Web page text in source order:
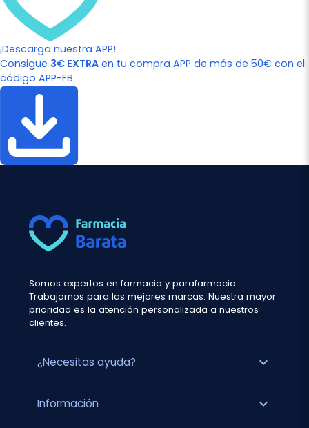
¡Descarga nuestra APP!
Consigue 3€ EXTRA en tu compra APP de más de 50€ con el
código APP-FB
Somos expertos en farmacia y parafarmacia.
Trabajamos para las mejores marcas. Nuestra mayor
prioridad es la atención personalizada a nuestros
clientes.
¿Necesitas ayuda? expand_more
Información expand_more